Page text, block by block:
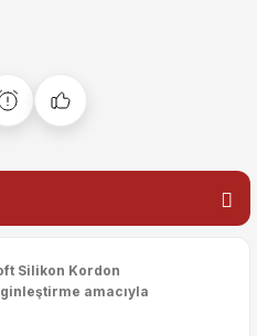
Silikon Kordon
amacıyla